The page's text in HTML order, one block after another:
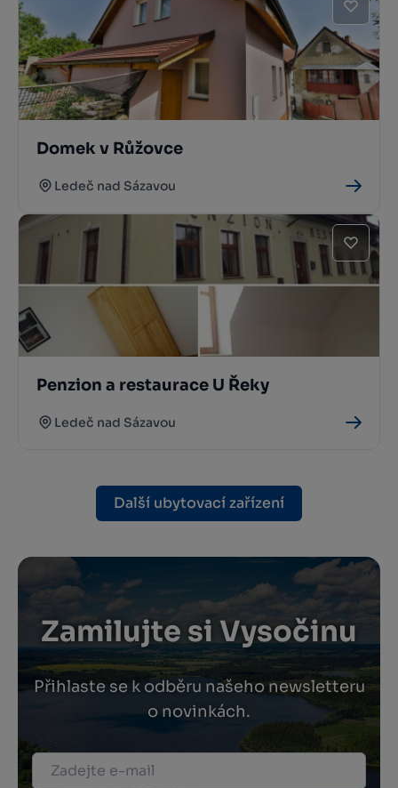
Domek v Růžovce
Ledeč nad Sázavou
Penzion a restaurace U Řeky
Ledeč nad Sázavou
Další ubytovací zařízení
Zamilujte si Vysočinu
Přihlaste se k odběru našeho newsletteru
o novinkách.